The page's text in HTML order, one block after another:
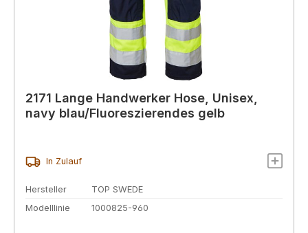
2171 Lange Handwerker Hose, Unisex,
navy blau/Fluoreszierendes gelb
In Zulauf
Hersteller
TOP SWEDE
Modelllinie
1000825-960